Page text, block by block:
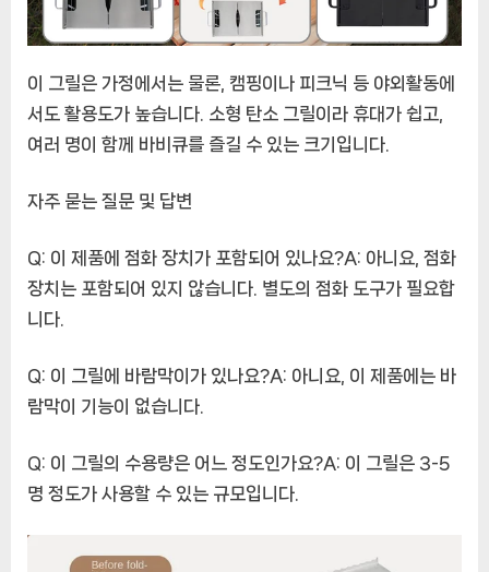
이 그릴은 가정에서는 물론, 캠핑이나 피크닉 등 야외활동에
서도 활용도가 높습니다. 소형 탄소 그릴이라 휴대가 쉽고,
여러 명이 함께 바비큐를 즐길 수 있는 크기입니다.
자주 묻는 질문 및 답변
Q: 이 제품에 점화 장치가 포함되어 있나요?A: 아니요, 점화
장치는 포함되어 있지 않습니다. 별도의 점화 도구가 필요합
니다.
Q: 이 그릴에 바람막이가 있나요?A: 아니요, 이 제품에는 바
람막이 기능이 없습니다.
Q: 이 그릴의 수용량은 어느 정도인가요?A: 이 그릴은 3-5
명 정도가 사용할 수 있는 규모입니다.